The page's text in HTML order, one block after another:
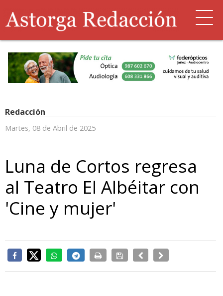
Redacción
Martes, 08 de Abril de 2025
Luna de Cortos regresa
al Teatro El Albéitar con
'Cine y mujer'